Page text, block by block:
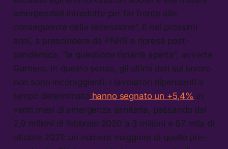
emergenziali introdotte per far fronte alle
conseguenze della recessione”. E nei prossimi
anni, a prescindere da PNRR e ripresa post-
pandemica, “la questione rimarrà aperta”, avverte
Garnero. In questo senso, gli ultimi dati sul lavoro
non sono incoraggianti. I lavoratori dipendenti a
tempo determinato hanno segnato un +5,4% in
venti mesi di emergenza sanitaria, passando dai
2,9 milioni di febbraio 2020 a 3 milioni e 67 mila di
ottobre 2021: un numero maggiore di quello pre-